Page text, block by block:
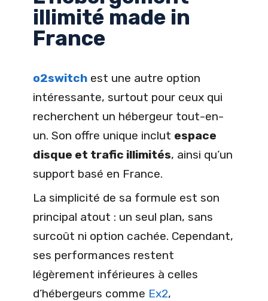
illimité made in
France
o2switch est une autre option
intéressante, surtout pour ceux qui
recherchent un hébergeur tout-en-
un. Son offre unique inclut espace
disque et trafic illimités, ainsi qu’un
support basé en France.
La simplicité de sa formule est son
principal atout : un seul plan, sans
surcoût ni option cachée. Cependant,
ses performances restent
légèrement inférieures à celles
d’hébergeurs comme Ex2,